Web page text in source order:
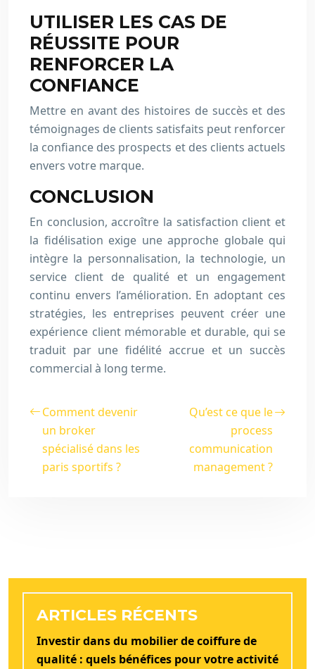
UTILISER LES CAS DE
RÉUSSITE POUR
RENFORCER LA
CONFIANCE
Mettre en avant des histoires de succès et des
témoignages de clients satisfaits peut renforcer
la confiance des prospects et des clients actuels
envers votre marque.
CONCLUSION
En conclusion, accroître la satisfaction client et
la fidélisation exige une approche globale qui
intègre la personnalisation, la technologie, un
service client de qualité et un engagement
continu envers l’amélioration. En adoptant ces
stratégies, les entreprises peuvent créer une
expérience client mémorable et durable, qui se
traduit par une fidélité accrue et un succès
commercial à long terme.
Comment devenir
un broker
spécialisé dans les
paris sportifs ?
Qu’est ce que le
process
communication
management ?
ARTICLES RÉCENTS
Investir dans du mobilier de coiffure de
qualité : quels bénéfices pour votre activité